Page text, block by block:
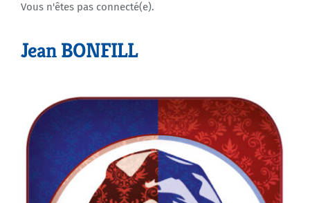
Agenda
Vous n'êtes pas connecté(e).
Jean BONFILL